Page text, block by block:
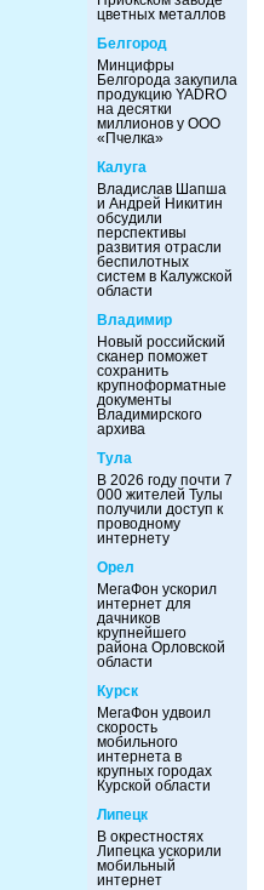
цветных металлов
Белгород
Минцифры
Белгорода закупила
продукцию YADRO
на десятки
миллионов у ООО
«Пчелка»
Калуга
Владислав Шапша
и Андрей Никитин
обсудили
перспективы
развития отрасли
беспилотных
систем в Калужской
области
Владимир
Новый российский
сканер поможет
сохранить
крупноформатные
документы
Владимирского
архива
Тула
В 2026 году почти 7
000 жителей Тулы
получили доступ к
проводному
интернету
Орел
МегаФон ускорил
интернет для
дачников
крупнейшего
района Орловской
области
Курск
МегаФон удвоил
скорость
мобильного
интернета в
крупных городах
Курской области
Липецк
В окрестностях
Липецка ускорили
мобильный
интернет